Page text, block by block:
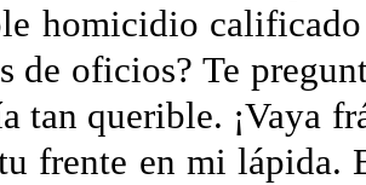
homicidio
de oficios? Te
tan querible. ¡Vaya
frente en mi lápida.